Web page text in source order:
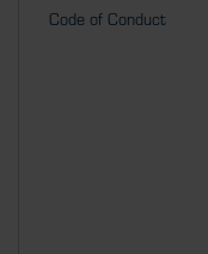
Code of Conduct